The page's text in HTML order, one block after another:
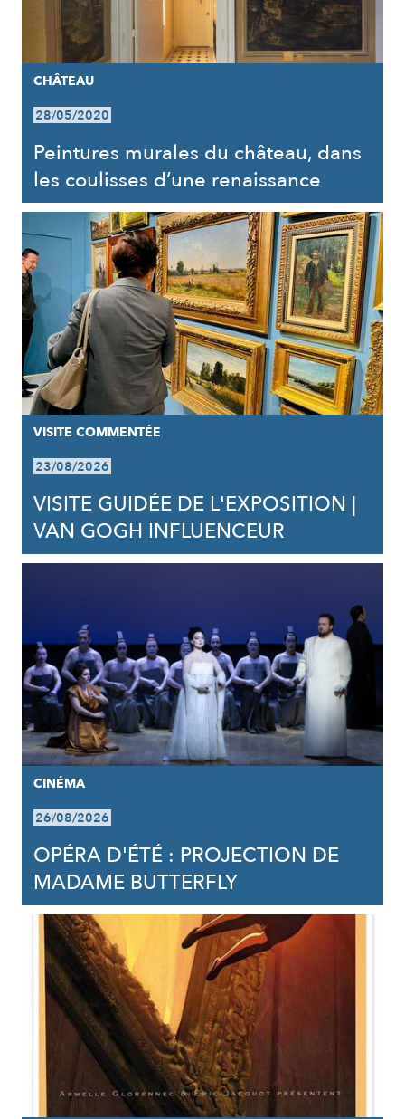
CHÂTEAU
28/05/2020
Peintures murales du château, dans
les coulisses d’une renaissance
VISITE COMMENTÉE
23/08/2026
VISITE GUIDÉE DE L'EXPOSITION |
VAN GOGH INFLUENCEUR
CINÉMA
26/08/2026
OPÉRA D'ÉTÉ : PROJECTION DE
MADAME BUTTERFLY